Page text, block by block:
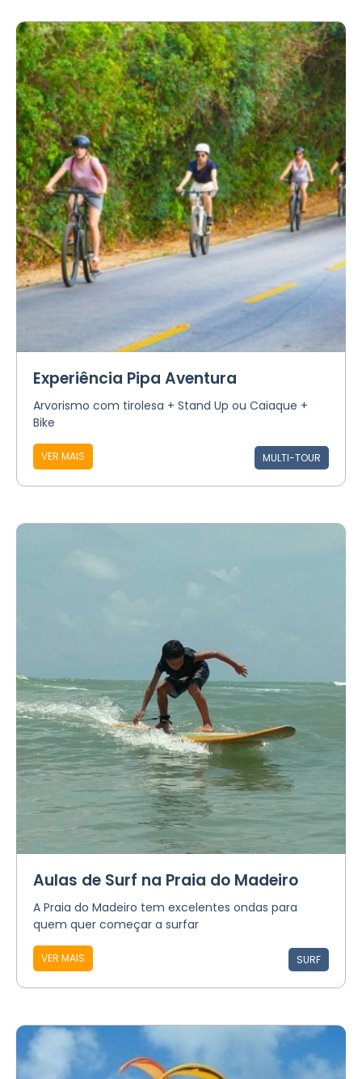
Experiência Pipa Aventura
Arvorismo com tirolesa + Stand Up ou Caiaque +
Bike
VER MAIS MULTI-TOUR
Aulas de Surf na Praia do Madeiro
A Praia do Madeiro tem excelentes ondas para
quem quer começar a surfar
VER MAIS SURF